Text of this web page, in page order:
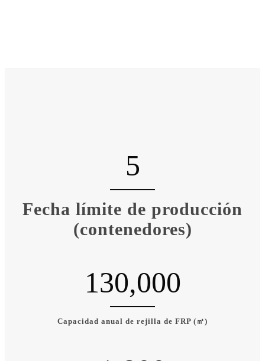
5
Fecha límite de producción
(contenedores)
130,000
Capacidad anual de rejilla de FRP (㎡)